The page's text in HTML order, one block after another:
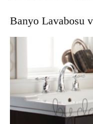
Banyo Lavabosu